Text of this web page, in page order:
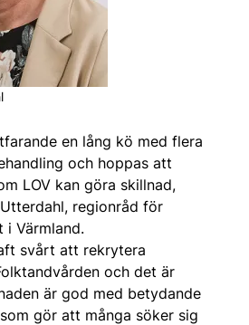
en lång kö med flera
och hoppas att
LOV kan göra skillnad,
regionråd för
i Värmland.
svårt att rekrytera
och det är
är god med betydande
gör att många söker sig